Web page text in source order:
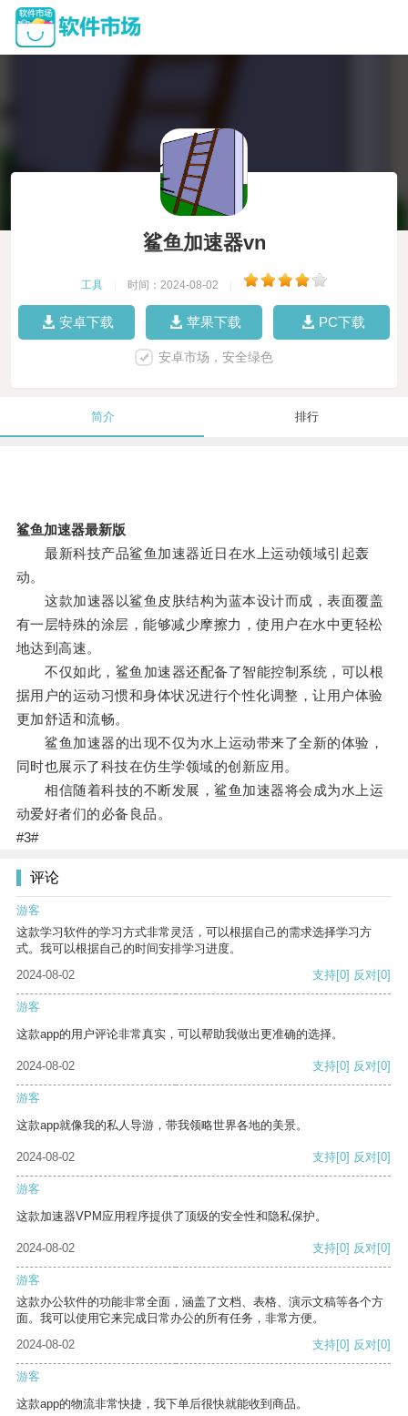
鲨鱼加速器vn
工具 时间：2024-08-02
安卓下载 苹果下载 PC下载
安卓市场，安全绿色
简介 排行
鲨鱼加速器最新版
最新科技产品鲨鱼加速器近日在水上运动领域引起轰
动。
这款加速器以鲨鱼皮肤结构为蓝本设计而成，表面覆盖
有一层特殊的涂层，能够减少摩擦力，使用户在水中更轻松
地达到高速。
不仅如此，鲨鱼加速器还配备了智能控制系统，可以根
据用户的运动习惯和身体状况进行个性化调整，让用户体验
更加舒适和流畅。
鲨鱼加速器的出现不仅为水上运动带来了全新的体验，
同时也展示了科技在仿生学领域的创新应用。
相信随着科技的不断发展，鲨鱼加速器将会成为水上运
动爱好者们的必备良品。
#3#
评论
游客
这款学习软件的学习方式非常灵活，可以根据自己的需求选择学习方
式。我可以根据自己的时间安排学习进度。
2024-08-02
支持[0] 反对[0]
游客
这款app的用户评论非常真实，可以帮助我做出更准确的选择。
2024-08-02 支持[0] 反对[0]
游客
这款app就像我的私人导游，带我领略世界各地的美景。
2024-08-02 支持[0] 反对[0]
游客
这款加速器VPM应用程序提供了顶级的安全性和隐私保护。
2024-08-02 支持[0] 反对[0]
游客
这款办公软件的功能非常全面，涵盖了文档、表格、演示文稿等各个方
面。我可以使用它来完成日常办公的所有任务，非常方便。
2024-08-02
支持[0] 反对[0]
游客
这款app的物流非常快捷，我下单后很快就能收到商品。